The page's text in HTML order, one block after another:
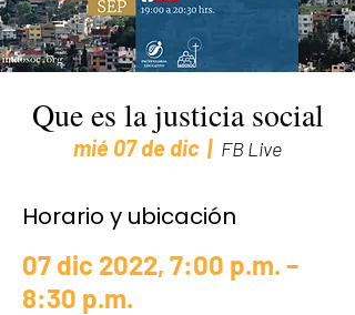
Que es la justicia social
mié 07 de dic
  |
FB Live
Horario y ubicación
07 dic 2022, 7:00 p.m. –
8:30 p.m.